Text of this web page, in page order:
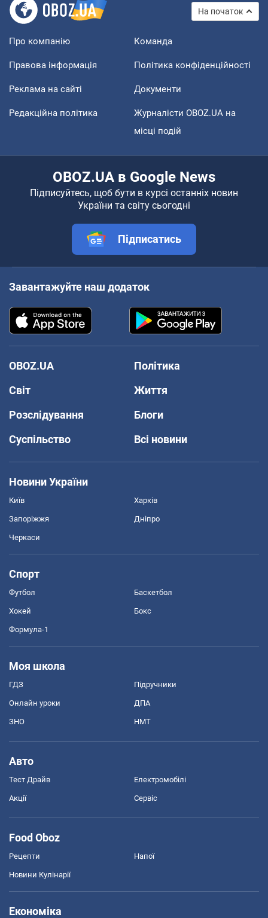
На початок
Про компанію Команда
Правова інформація Політика конфіденційності
Реклама на сайті Документи
Редакційна політика
Журналісти OBOZ.UA на
місці подій
OBOZ.UA в Google News
Підписуйтесь, щоб бути в курсі останніх новин
України та світу сьогодні
Підписатись
Завантажуйте наш додаток
OBOZ.UA
Політика
Світ
Життя
Розслідування
Блоги
Суспільство
Всі новини
Новини України
Київ Харків
Запоріжжя Дніпро
Черкаси
Спорт
Футбол Баскетбол
Хокей Бокс
Формула-1
Моя школа
ГДЗ Підручники
Онлайн уроки ДПА
ЗНО НМТ
Авто
Тест Драйв Електромобілі
Акції Сервіс
Food Oboz
Рецепти Напої
Новини Кулінарії
Економіка